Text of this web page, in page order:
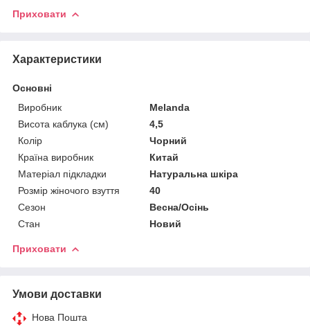
Приховати
Характеристики
Основні
Виробник
Melanda
Висота каблука (см)
4,5
Колір
Чорний
Країна виробник
Китай
Матеріал підкладки
Натуральна шкіра
Розмір жіночого взуття
40
Сезон
Весна/Осінь
Стан
Новий
Приховати
Умови доставки
Нова Пошта